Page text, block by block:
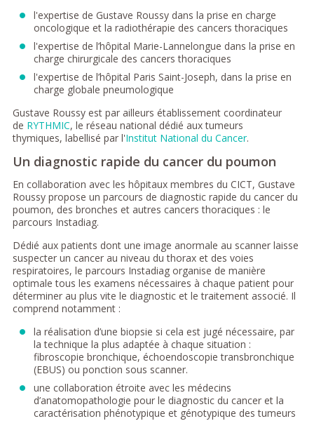
l'expertise de Gustave Roussy dans la prise en charge
oncologique et la radiothérapie des cancers thoraciques
l'expertise de l’hôpital Marie-Lannelongue dans la prise en
charge chirurgicale des cancers thoraciques
l'expertise de l’hôpital Paris Saint-Joseph, dans la prise en
charge globale pneumologique
Gustave Roussy est par ailleurs établissement coordinateur
de RYTHMIC, le réseau national dédié aux tumeurs
thymiques, labellisé par l'Institut National du Cancer.
Un diagnostic rapide du cancer du poumon
En collaboration avec les hôpitaux membres du CICT, Gustave
Roussy propose un parcours de diagnostic rapide du cancer du
poumon, des bronches et autres cancers thoraciques : le
parcours Instadiag.
Dédié aux patients dont une image anormale au scanner laisse
suspecter un cancer au niveau du thorax et des voies
respiratoires, le parcours Instadiag organise de manière
optimale tous les examens nécessaires à chaque patient pour
déterminer au plus vite le diagnostic et le traitement associé. Il
comprend notamment :
la réalisation d’une biopsie si cela est jugé nécessaire, par
la technique la plus adaptée à chaque situation :
fibroscopie bronchique, échoendoscopie transbronchique
(EBUS) ou ponction sous scanner.
une collaboration étroite avec les médecins
d’anatomopathologie pour le diagnostic du cancer et la
caractérisation phénotypique et génotypique des tumeurs